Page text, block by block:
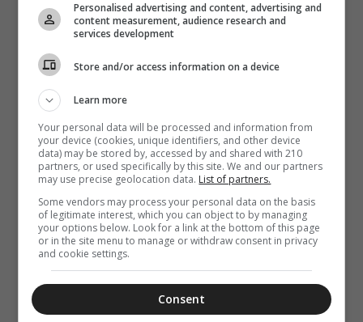
Personalised advertising and content, advertising and
content measurement, audience research and
services development
Store and/or access information on a device
Learn more
Your personal data will be processed and information from
your device (cookies, unique identifiers, and other device
data) may be stored by, accessed by and shared with 210
partners, or used specifically by this site. We and our partners
may use precise geolocation data. List of partners.
Some vendors may process your personal data on the basis
of legitimate interest, which you can object to by managing
your options below. Look for a link at the bottom of this page
or in the site menu to manage or withdraw consent in privacy
and cookie settings.
Consent